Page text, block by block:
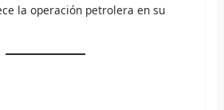
la operación petrolera en su